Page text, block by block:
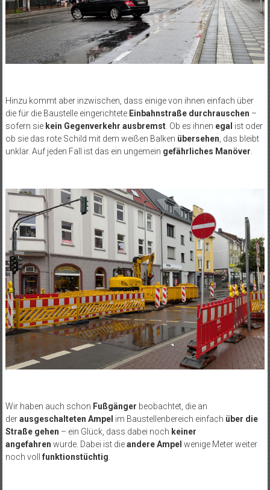
Hinzu kommt aber inzwischen, dass einige von ihnen einfach über
die für die Baustelle eingerichtete Einbahnstraße durchrauschen –
sofern sie kein Gegenverkehr ausbremst. Ob es ihnen egal ist oder
ob sie das rote Schild mit dem weißen Balken übersehen , das bleibt
unklar. Auf jeden Fall ist das ein ungemein gefährliches Manöver
Wir haben auch schon Fußgänger beobachtet, die an
derausgeschalteten Ampel im Baustellenbereich einfach über die
Straße gehen – ein Glück, dass dabei noch keiner
angefahren wurde. Dabei ist dieandere Ampel wenige Meter weiter
noch voll funktionstüchtig